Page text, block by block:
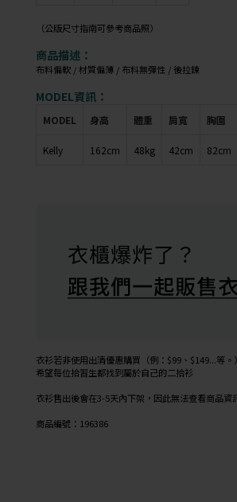
（公版尺寸指南可參考商品照）
商品描述：
布料偏軟 / 材質偏薄 / 布料無彈性 / 後拉鍊
MODEL資訊：
MODEL 身高 體重 肩寬 胸圍
Kelly 162cm 48kg 42cm 82cm
衣衫若非使用出清優惠購買（例：$99、$149...等。
希望每位拾習生都找到屬於自己的二拾衫
衣衫售出後會在3-5天內下架，因此無法查看商品
商品編號：196386